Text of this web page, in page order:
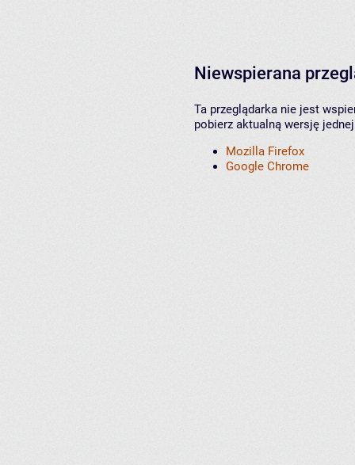
Niewspierana
Ta przeglądarka nie jest
pobierz aktualną wersję
Mozilla Firefox
Google Chrome